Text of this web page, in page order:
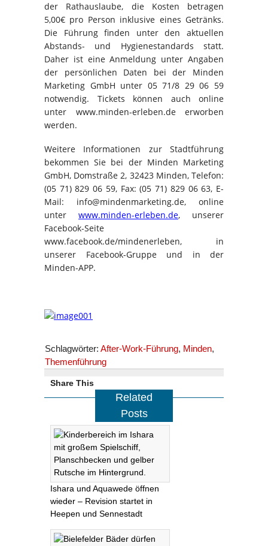
der Rathauslaube, die Kosten betragen
5,00€ pro Person inklusive eines Getränks.
Die Führung finden unter den aktuellen
Abstands- und Hygienestandards statt.
Daher ist eine Anmeldung unter Angaben
der persönlichen Daten bei der Minden
Marketing GmbH unter 05 71/8 29 06 59
notwendig. Tickets können auch online
unter www.minden-erleben.de erworben
werden.
Weitere Informationen zur Stadtführung
bekommen Sie bei der Minden Marketing
GmbH, Domstraße 2, 32423 Minden, Telefon:
(05 71) 829 06 59, Fax: (05 71) 829 06 63, E-
Mail: info@mindenmarketing.de, online
unter www.minden-erleben.de, unserer
Facebook-Seite
www.facebook.de/mindenerleben, in
unserer Facebook-Gruppe und in der
Minden-APP.
Schlagwörter: After-Work-Führung, Minden,
Themenführung
Share This
Related
Posts
Ishara und Aquawede öffnen
wieder – Revision startet in
Heepen und Sennestadt